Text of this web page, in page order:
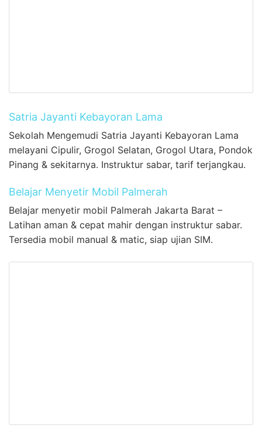
Satria Jayanti Kebayoran Lama
Sekolah Mengemudi Satria Jayanti Kebayoran Lama
melayani Cipulir, Grogol Selatan, Grogol Utara, Pondok
Pinang & sekitarnya. Instruktur sabar, tarif terjangkau.
Belajar Menyetir Mobil Palmerah
Belajar menyetir mobil Palmerah Jakarta Barat –
Latihan aman & cepat mahir dengan instruktur sabar.
Tersedia mobil manual & matic, siap ujian SIM.